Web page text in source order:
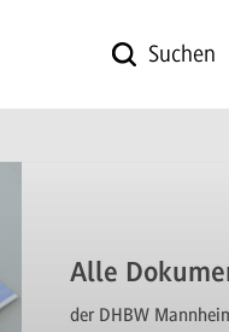
Suchen
Alle
der DHBW